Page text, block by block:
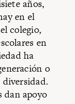
años,
en el
colegio,
en
ha
o
diversidad.
dan apoyo